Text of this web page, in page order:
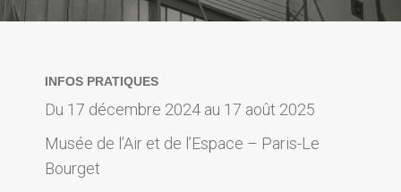
INFOS PRATIQUES
Du 17 décembre 2024 au 17 août 2025
Musée de l’Air et de l’Espace – Paris-Le
Bourget